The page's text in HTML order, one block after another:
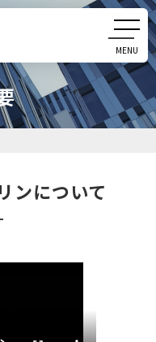
MENU
CLOSE
ンについて